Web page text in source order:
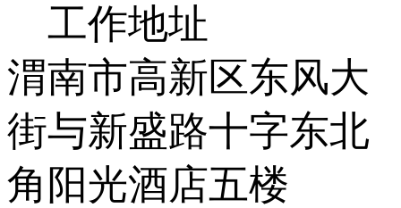
工作地址
渭南市高新区东风大
街与新盛路十字东北
角阳光酒店五楼